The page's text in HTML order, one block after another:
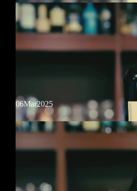
【にじゅうまる】佐賀県生まれの新しいブ
と濃縮された甘みを、シンプルなカクテル
【スカーレット カフェアマーロ】ジャパニ
ト」の新作はコーヒーにフォーカス。本場
ーとアマーロを融合させた、世界的にも珍
06Mar2025